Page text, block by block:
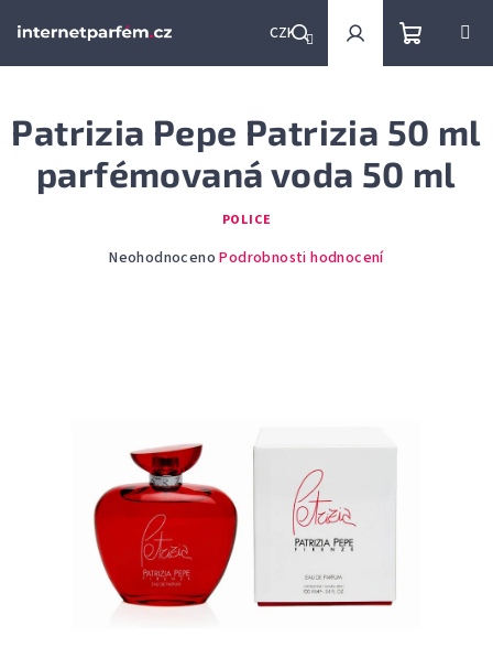
CZK
Hledat PřihlášeníNákupní
košík
Patrizia Pepe Patrizia 50 ml
parfémovaná voda 50 ml
POLICE
Průměrné
Neohodnoceno Podrobnosti hodnocení